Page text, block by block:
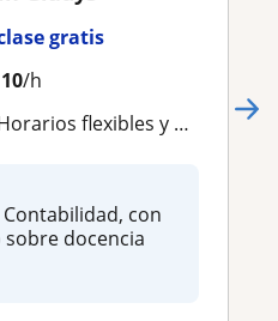
gratis
10/h
flexibles y buen ingreso
con
docencia